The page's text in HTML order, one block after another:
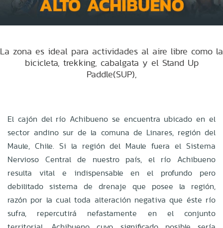
La zona es ideal para actividades al aire libre como la
bicicleta, trekking, cabalgata y el Stand Up
Paddle(SUP),
El cajón del río Achibueno se encuentra ubicado en el
sector andino sur de la comuna de Linares, región del
Maule, Chile. Si la región del Maule fuera el Sistema
Nervioso Central de nuestro país, el río Achibueno
resulta vital e indispensable en el profundo pero
debilitado sistema de drenaje que posee la región,
razón por la cual toda alteración negativa que éste río
sufra, repercutirá nefastamente en el conjunto